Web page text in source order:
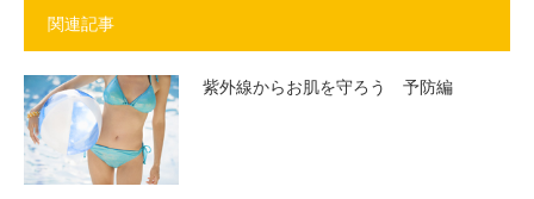
関連記事
紫外線からお肌を守ろう 予防編